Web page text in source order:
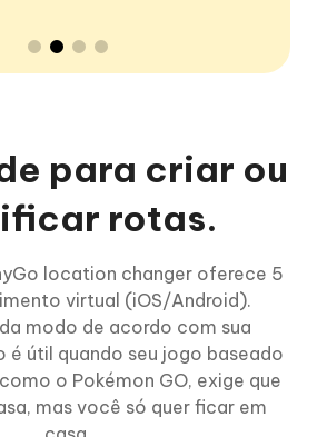
para criar ou
rotas.
location changer oferece 5
virtual (iOS/Android).
modo de acordo com sua
é útil quando seu jogo baseado
o Pokémon GO, exige que
mas você só quer ficar em